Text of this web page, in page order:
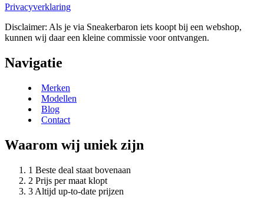
Privacyverklaring
Disclaimer: Als je via Sneakerbaron iets koopt bij een webshop,
kunnen wij daar een kleine commissie voor ontvangen.
Navigatie
Merken
Modellen
Blog
Contact
Waarom wij uniek zijn
Beste deal staat bovenaan
Prijs per maat klopt
Altijd up-to-date prijzen